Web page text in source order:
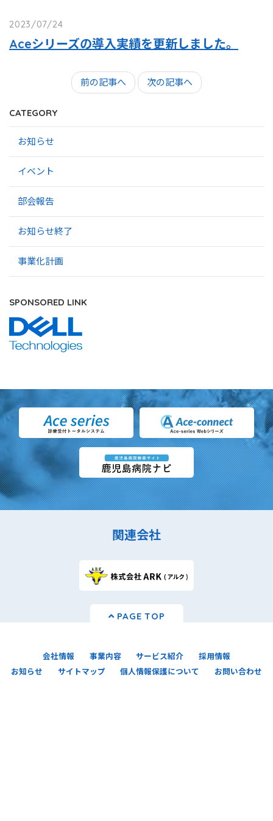
2023/07/24
Aceシリーズの導入実績を更新しました。
前の記事へ 次の記事へ
CATEGORY
お知らせ
イベント
部会報告
お知らせ終了
事業化計画
SPONSORED LINK
関連会社
会社情報 事業内容 サービス紹介
採用情報
お知らせ
サイトマップ 個人情報保護について お問い合わせ
PAGE TOP